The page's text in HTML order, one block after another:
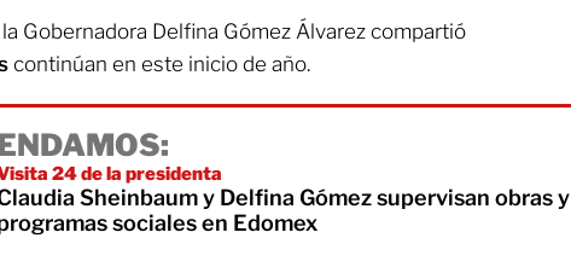
Gobernadora Delfina Gómez Álvarez compartió
continúan en este inicio de año.
24 de la presidenta
Sheinbaum y Delfina Gómez supervisan obras y
sociales en Edomex